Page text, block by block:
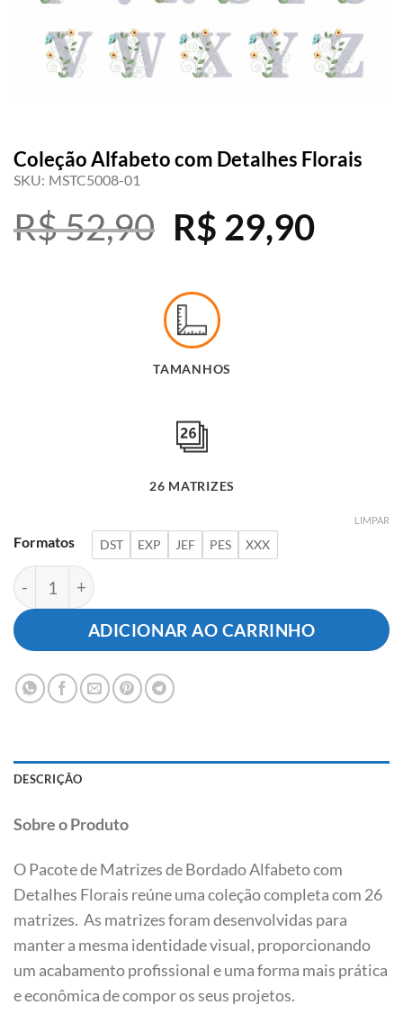
Coleção Alfabeto com Detalhes Florais
SKU: MSTC5008-01
R$52,90 O
original
era:
R$ 52,90.
R$ 29,90O
TAMANHOS
26 MATRIZES
Formatos DST EXP JEF PES XXX
LIMPAR
Coleção Alfabeto com Detalhes Florais quantidade
ADICIONAR AO CARRINHO
DESCRIÇÃO
Sobre o Produto
O Pacote de Matrizes de Bordado Alfabeto com
Detalhes Florais reúne uma coleção completa com 26
matrizes. As matrizes foram desenvolvidas para
manter a mesma identidade visual, proporcionando
um acabamento profissional e uma forma mais prática
e econômica de compor os seus projetos.